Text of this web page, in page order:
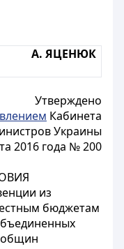
А. ЯЦЕНЮК
Утверждено
Кабинета
Украины
2016 года № 200
из
бюджетам
общин